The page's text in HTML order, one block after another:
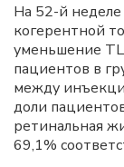
На 52-й неделе
когерентной
уменьшение
пациентов в
между
доли
ретинальная
69,1%